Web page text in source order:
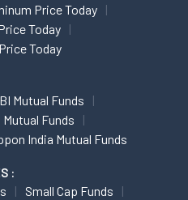
Price Today
Today
Today
Mutual Funds
Mutual Funds
India Mutual Funds
:
Small Cap Funds